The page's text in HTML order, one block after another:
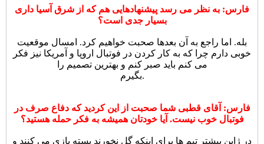
فارس: به نظر می رسد پیشنهادهایی هم که از شرق آسیا داری
بسیار جدی است؟
بله. اما راجع به آن بعدها صحبت خواهیم کرد. امسال موقعیت
خوبی دارم چرا که به کار کردن در فوتبال اروپا و آمریکا نیز فکر
می کنم باید صبر کنم و بهترین تصمیم را
بگیرم.
فارس: آقای قطبی شما صحبت از این کردید که دفاع صرف در
فوتبال خوب نیست. آیا خودتان همیشه به فکر حمله هستید؟
در ژاپن بیشتر تیم ها برای اینکه گل نخورند بسته بازی می کنند و